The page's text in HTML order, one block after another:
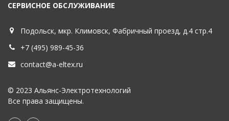
СЕРВИСНОЕ ОБСЛУЖИВАНИЕ
Подольск, мкр. Климовск, Фабричный проезд, д.4 стр.4
+7 (495) 989-45-36
contact@a-eltex.ru
© 2023 Альянс-Электротехнологий
Все права защищены.